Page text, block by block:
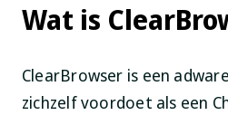
Wat is
ClearBrowser is een
zichzelf voordoet als een